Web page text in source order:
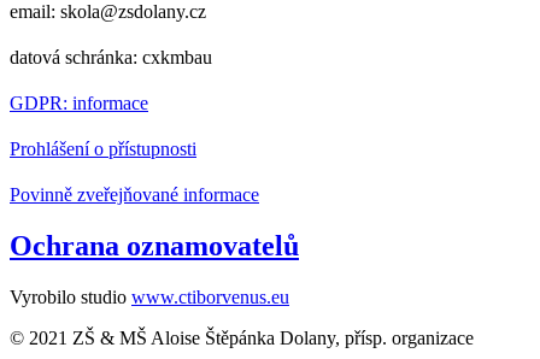
email: skola@zsdolany.cz
datová schránka: cxkmbau
GDPR: informace
Prohlášení o přístupnosti
Povinně zveřejňované informace
Ochrana oznamovatelů
Vyrobilo studio www.ctiborvenus.eu
© 2021 ZŠ & MŠ Aloise Štěpánka Dolany, přísp. organizace